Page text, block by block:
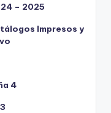
– 2025
Impresos y
4